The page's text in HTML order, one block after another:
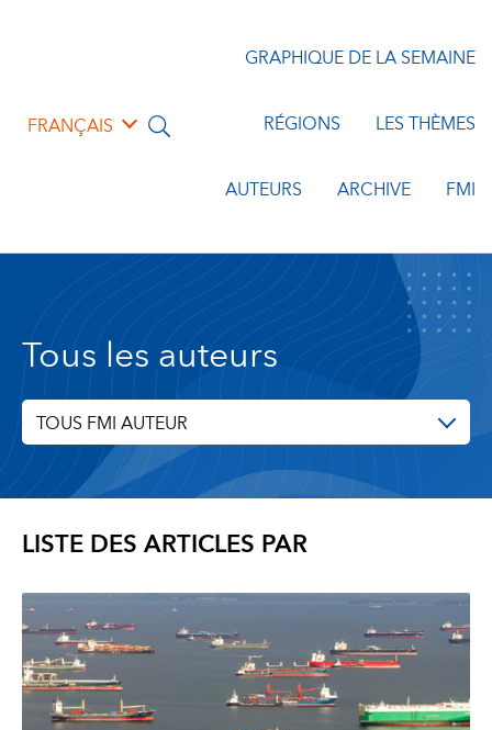
FRANÇAIS
GRAPHIQUE DE LA SEMAINE
RÉGIONS LES THÈMES
AUTEURS ARCHIVE FMI
Tous les auteurs
TOUS FMI AUTEUR
LISTE DES ARTICLES PAR